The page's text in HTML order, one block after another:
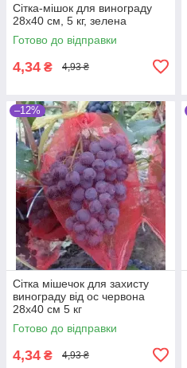
Сітка-мішок для винограду
28х40 см, 5 кг, зелена
Готово до відправки
4,34 ₴ 4,93 ₴
–12%
Сітка мішечок для захисту
винограду від ос червона
28х40 см 5 кг
Готово до відправки
4,34 ₴ 4,93 ₴